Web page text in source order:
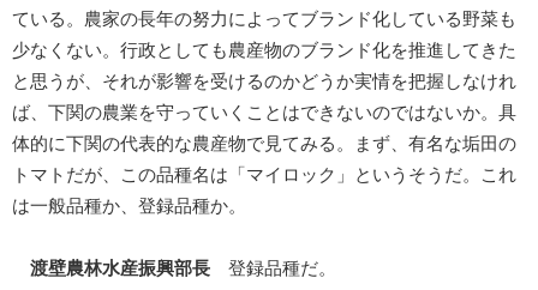
ている。農家の長年の努力によってブランド化している野菜も
少なくない。行政としても農産物のブランド化を推進してきた
と思うが、それが影響を受けるのかどうか実情を把握しなけれ
ば、下関の農業を守っていくことはできないのではないか。具
体的に下関の代表的な農産物で見てみる。まず、有名な垢田の
トマトだが、この品種名は「マイロック」というそうだ。これ
は一般品種か、登録品種か。
渡壁農林水産振興部長 登録品種だ。